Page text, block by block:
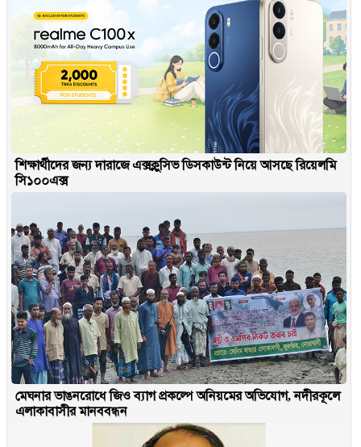
শিক্ষার্থীদের জন্য দারাজে এক্সক্লুসিভ ডিসকাউন্ট নিয়ে আসছে রিয়েলমি
সি১০০এক্স
মেঘনার ভাঙনরোধে জিও ব্যাগ প্রকল্পে অনিয়মের অভিযোগ, নদীরকূলে
এলাকাবাসীর মানববন্ধন